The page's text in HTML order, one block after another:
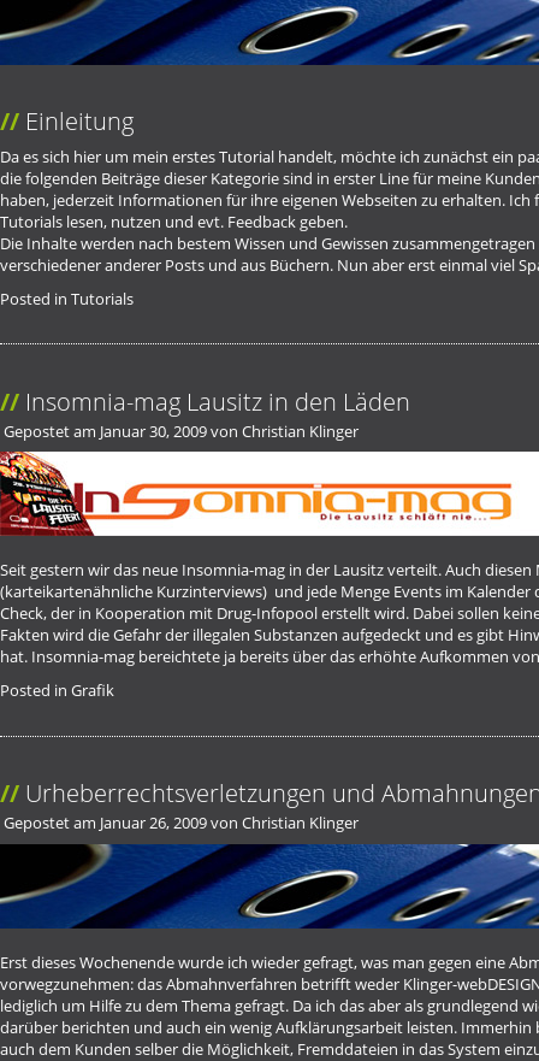
Einleitung
Da es sich hier um mein erstesTutorial handelt, möchte ich zunächst ein
die folgenden Beiträge dieser Kategorie sind in erster Line für meine
haben, jederzeit Informationen für ihre eigenen Webseiten zu erhalten. Ich
Tutorials lesen, nutzen und evt. Feedback geben.
Die Inhalte werden nach bestem Wissen und Gewissen
verschiedener anderer Posts und aus Büchern. Nun aber erst einmal viel
Posted in Tutorials
Insomnia-mag Lausitz in den Läden
Gepostet am Januar 30, 2009von Christian Klinger
Seit gestern wir das neue Insomnia-mag in der Lausitz verteilt. Auch
(karteikartenähnliche Kurzinterviews) und jede Menge Events im
Check, der in Kooperation mit Drug-Infopoolerstellt wird. Dabei sollen
Fakten wird die Gefahr der illegalen Substanzen aufgedeckt und es gibt
hat. Insomnia-mag bereichtete ja bereits über das erhöhte Aufkommen
Posted in Grafik
Urheberrechtsverletzungen und
Gepostet am Januar 26, 2009von Christian Klinger
Erst dieses Wochenende wurde ich wieder gefragt, was man gegen eine
vorwegzunehmen: das Abmahnverfahren betrifft weder Klinger-
lediglich um Hilfe zu dem Thema gefragt. Da ich das aber als grundlegend
darüber berichten und auch ein wenig Aufklärungsarbeit leisten.
auch dem Kunden selber die Möglichkeit, Fremddateien in das System